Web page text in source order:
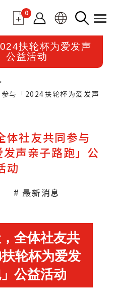
0
扶轮杯为爱发声
公益活动
与「2024扶轮杯为爱发声
体社友共同参与
发声亲子路跑」公
动
# 最新消息
全体社友共
轮杯为爱发
公益活动